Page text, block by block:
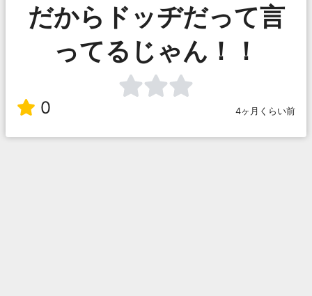
だからドッヂだって言
ってるじゃん！！
0 4ヶ月くらい前